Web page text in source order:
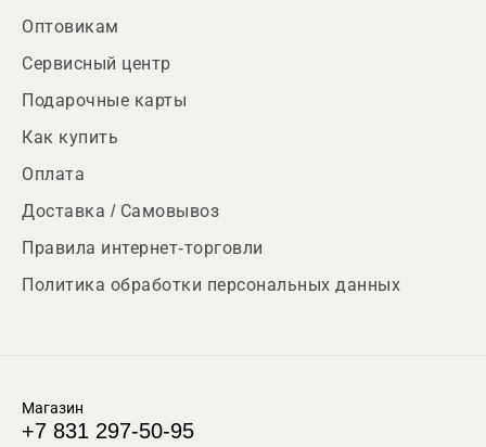
Оптовикам
Сервисный центр
Подарочные карты
Как купить
Оплата
Доставка / Самовывоз
Правила интернет-торговли
Политика обработки персональных данных
Магазин
+7 831 297-50-95